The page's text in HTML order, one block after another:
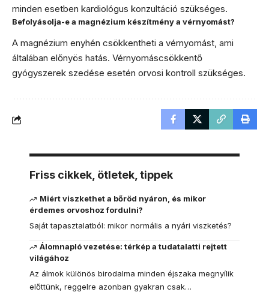
minden esetben kardiológus konzultáció szükséges.
Befolyásolja-e a magnézium készítmény a vérnyomást?
A magnézium enyhén csökkentheti a vérnyomást, ami
általában előnyös hatás. Vérnyomáscsökkentő
gyógyszerek szedése esetén orvosi kontroll szükséges.
Friss cikkek, ötletek, tippek
Miért viszkethet a bőröd nyáron, és mikor
érdemes orvoshoz fordulni?
Saját tapasztalatból: mikor normális a nyári viszketés?
Álomnapló vezetése: térkép a tudatalatti rejtett
világához
Az álmok különös birodalma minden éjszaka megnyílik
előttünk, reggelre azonban gyakran csak…